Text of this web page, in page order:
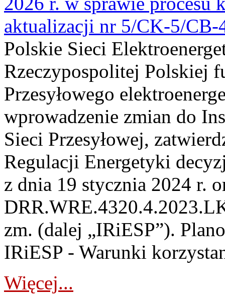
aktualizacji nr 5/CK-5/CB-
Polskie Sieci
Rzeczypospolitej Polskiej
Przesyłowego
wprowadzenie zmian do
Sieci Przesyłowej,
Regulacji Energetyki
z dnia 19 stycznia 2024 r.
zm. (dalej „IRiESP”).
IRiESP - Warunki
Więcej...